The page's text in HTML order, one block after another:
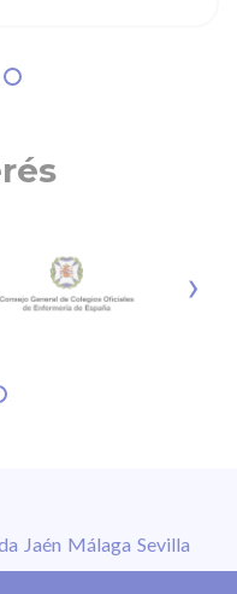
El mayor
fotoquímica
parcial o
de las
›
Jaén Málaga Sevilla